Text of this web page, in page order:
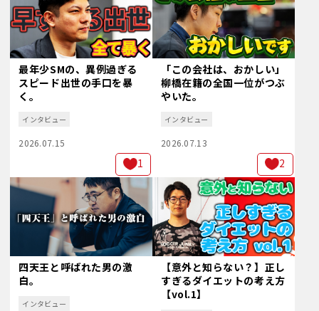
最年少SMの、異例過ぎる
スピード出世の手口を暴
く。
インタビュー
2026.07.15
1
「この会社は、おかしい」
柳橋在籍の全国一位がつぶ
やいた。
インタビュー
2026.07.13
2
四天王と呼ばれた男の激
白。
インタビュー
【意外と知らない？】正し
すぎるダイエットの考え方
【vol.1】